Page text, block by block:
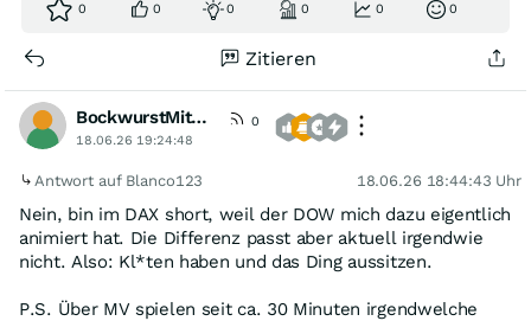
0 0 0 0 0 0
Zitieren
BockwurstMitMostrich
0
18.06.26 19:24:48
Antwort auf Blanco123 18.06.26 18:44:43 Uhr
Nein, bin im DAX short, weil der DOW mich dazu eigentlich
animiert hat. Die Differenz passt aber aktuell irgendwie
nicht. Also: Kl*ten haben und das Ding aussitzen.
P.S. Über MV spielen seit ca. 30 Minuten irgendwelche